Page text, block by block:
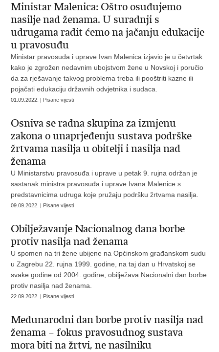
Ministar Malenica: Oštro osuđujemo
nasilje nad ženama. U suradnji s
udrugama radit ćemo na jačanju edukacije
u pravosuđu
Ministar pravosuđa i uprave Ivan Malenica izjavio je u četvrtak
kako je zgrožen nedavnim ubojstvom žene u Novskoj i poručio
da za rješavanje takvog problema treba ili pooštriti kazne ili
pojačati edukaciju državnih odvjetnika i sudaca.
01.09.2022. | Pisane vijesti
Osniva se radna skupina za izmjenu
zakona o unaprjeđenju sustava podrške
žrtvama nasilja u obitelji i nasilja nad
ženama
U Ministarstvu pravosuđa i uprave u petak 9. rujna održan je
sastanak ministra pravosuđa i uprave Ivana Malenice s
predstavnicima udruga koje pružaju podršku žrtvama nasilja.
09.09.2022. | Pisane vijesti
Obilježavanje Nacionalnog dana borbe
protiv nasilja nad ženama
U spomen na tri žene ubijene na Općinskom građanskom sudu
u Zagrebu 22. rujna 1999. godine, na taj dan u Hrvatskoj se
svake godine od 2004. godine, obilježava Nacionalni dan borbe
protiv nasilja nad ženama.
22.09.2022. | Pisane vijesti
Međunarodni dan borbe protiv nasilja nad
ženama – fokus pravosudnog sustava
mora biti na žrtvi, ne nasilniku